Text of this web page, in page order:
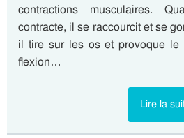
contractions musculaires.
contracte, il se raccourcit et se
il tire sur les os et provoque le
flexion…
Lire la